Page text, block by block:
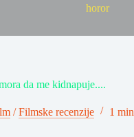
horor
da me kidnapuje....
/Filmske recenzije 1 min